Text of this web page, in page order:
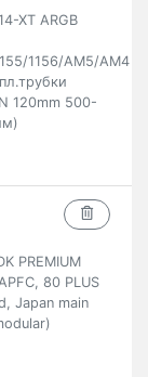
XT ARGB
1156/AM5/AM4
120mm 500-
PREMIUM
80 PLUS
Japan main